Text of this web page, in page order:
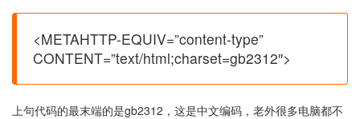
<METAHTTP-EQUIV=”content-type”
CONTENT=”text/html;charset=gb2312″>
上句代码的最末端的是gb2312，这是中文编码，老外很多电脑都不